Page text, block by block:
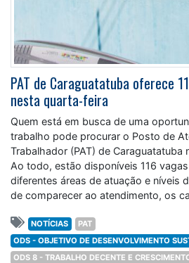
PAT de Caraguatatuba oferece
nesta quarta-feira
Quem está em busca de uma
trabalho pode procurar o Posto de
Trabalhador (PAT) de
Ao todo, estão disponíveis 116
diferentes áreas de atuação e níveis
de comparecer ao atendimento, os
NOTÍCIAS
PAT
ODS - OBJETIVO DE DESENVOLVIMENTO
ODS 8 - TRABALHO DECENTE E